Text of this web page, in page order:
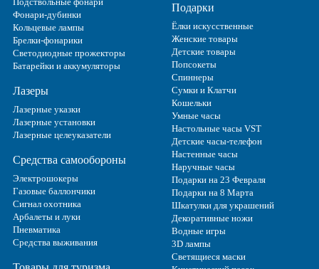
Фонари-дубинки
Кольцевые лампы
Брелки-фонарики
Светодиодные прожекторы
Батарейки и аккумуляторы
Лазеры
Лазерные указки
Лазерные установки
Лазерные целеуказатели
Средства самообороны
Электрошокеры
Газовые баллончики
Сигнал охотника
Арбалеты и луки
Пневматика
Средства выживания
Подарки
Ёлки искусственные
Женские товары
Детские товары
Попсокеты
Спиннеры
Сумки и Клатчи
Кошельки
Умные часы
Настольные часы VST
Детские часы-телефон
Настенные часы
Наручные часы
Подарки на 23 Февраля
Подарки на 8 Марта
Шкатулки для украшений
Декоративные ножи
Водные игры
3D лампы
Светящиеся маски